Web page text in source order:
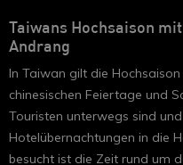
Taiwans Hochsaison
Andrang
In Taiwan gilt die
chinesischen Feiertage und
Touristen unterwegs sind
Hotelübernachtungen in die
besucht ist die Zeit rund um